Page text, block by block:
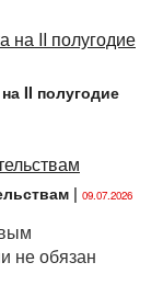
водой
общими
социальной
№ 70.
помещения
II полугодие
| 09.07.2026
не обязан